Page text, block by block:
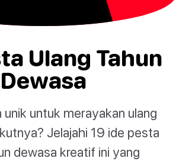
Ulang Tahun
Dewasa
untuk merayakan ulang
Jelajahi 19 ide pesta
dewasa kreatif ini yang